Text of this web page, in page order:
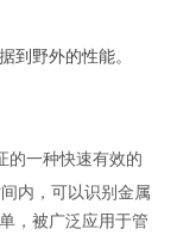
到野外的性能。
的一种快速有效的
内，可以识别金属
，被广泛应用于管